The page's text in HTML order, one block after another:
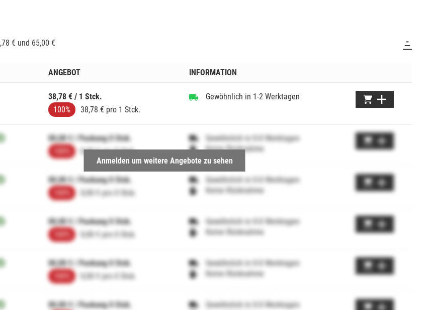
€ und 65,00 €
ANGEBOT INFORMATION
38,78 € / 1 Stck.
100%
38,78 € pro 1 Stck.
Gewöhnlich in 1-2 Werktagen
Anmelden um weitere Angebote zu sehen
00,00 € / Packung 0 Stck.
0,00 € pro 0 Stck.
Gewöhnlich in 0-0 Werktagen
Keine Rücknahme
00,00 € / Packung 0 Stck.
0,00 € pro 0 Stck.
Gewöhnlich in 0-0 Werktagen
Keine Rücknahme
00,00 € / Packung 0 Stck.
0,00 € pro 0 Stck.
Gewöhnlich in 0-0 Werktagen
Keine Rücknahme
00,00 € / Packung 0 Stck.
0,00 € pro 0 Stck.
Gewöhnlich in 0-0 Werktagen
Keine Rücknahme
00,00 € / Packung 0 Stck.
Gewöhnlich in 0-0 Werktagen